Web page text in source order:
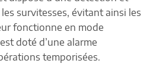
survitesses, évitant ainsi les
fonctionne en mode
doté d’une alarme
temporisées.